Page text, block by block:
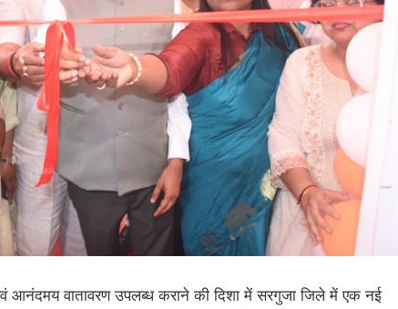
एवं आनंदमय वातावरण उपलब्ध कराने की दिशा में सरगुजा जिले में एक नई